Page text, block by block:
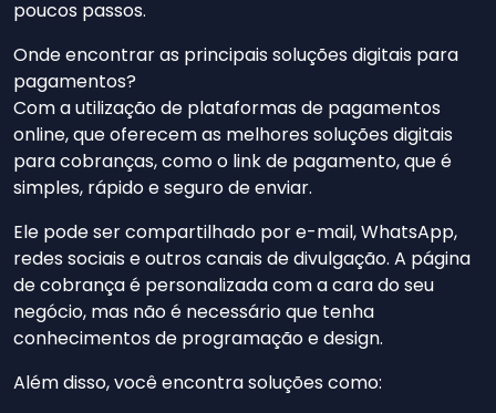
poucos passos.
Onde encontrar as principais soluções digitais para
pagamentos?
Com a utilização de plataformas de pagamentos
online, que oferecem as melhores soluções digitais
para cobranças, como o link de pagamento, que é
simples, rápido e seguro de enviar.
Ele pode ser compartilhado por e-mail, WhatsApp,
redes sociais e outros canais de divulgação. A página
de cobrança é personalizada com a cara do seu
negócio, mas não é necessário que tenha
conhecimentos de programação e design.
Além disso, você encontra soluções como: